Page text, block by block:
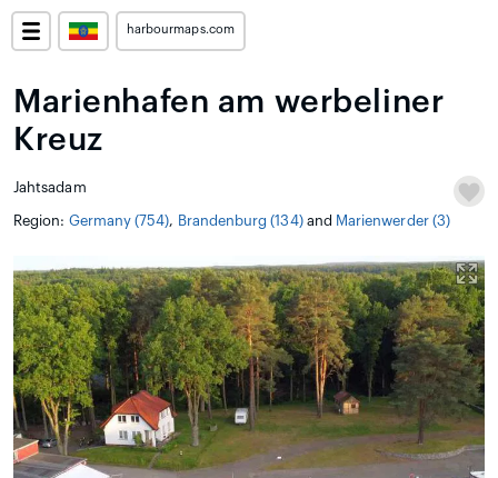
harbourmaps.com
Marienhafen am werbeliner
Kreuz
Jahtsadam
Region: Germany (754), Brandenburg (134)and Marienwerder (3)